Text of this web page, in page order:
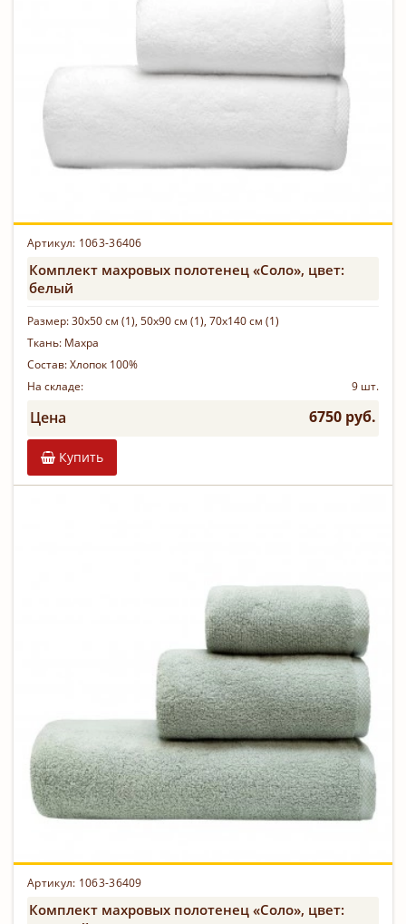
Артикул: 1063-36406
Комплект махровых полотенец «Соло», цвет:
белый
Размер:30х50 см (1), 50х90 см (1), 70х140 см (1)
Ткань: Махра
Состав:Хлопок 100%
На складе:
9 шт.
Цена 6750 руб.
Купить
Артикул: 1063-36409
Комплект махровых полотенец «Соло», цвет: